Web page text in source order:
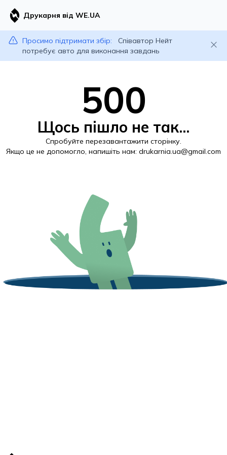
Друкарня від WE.UA
Просимо підтримати збір:
Співавтор Нейт
потребує авто для виконання завдань
500
Щось пішло не так...
Спробуйте перезавантажити сторінку.
Якщо це не допомогло, напишіть нам: drukarnia.ua@gmail.com